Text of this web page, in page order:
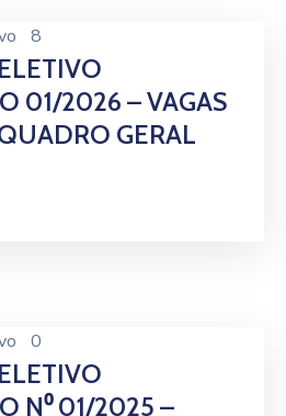
8
01/2026 – VAGAS
GERAL
0
N⁰ 01/2025 –